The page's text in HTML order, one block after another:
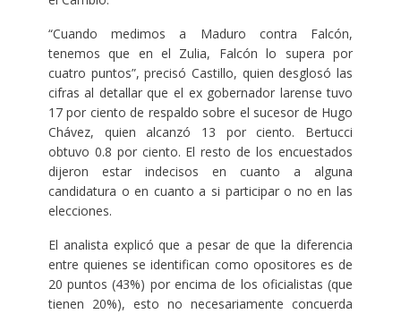
“Cuando medimos a Maduro contra Falcón,
tenemos que en el Zulia, Falcón lo supera por
cuatro puntos”, precisó Castillo, quien desglosó las
cifras al detallar que el ex gobernador larense tuvo
17 por ciento de respaldo sobre el sucesor de Hugo
Chávez, quien alcanzó 13 por ciento. Bertucci
obtuvo 0.8 por ciento. El resto de los encuestados
dijeron estar indecisos en cuanto a alguna
candidatura o en cuanto a si participar o no en las
elecciones.
El analista explicó que a pesar de que la diferencia
entre quienes se identifican como opositores es de
20 puntos (43%) por encima de los oficialistas (que
tienen 20%), esto no necesariamente concuerda